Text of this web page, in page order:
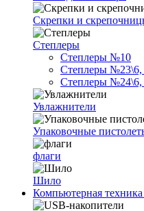
Скрепки и
Степлеры
Степлеры №10
Степлеры
Степлеры №24\6,
Увлажнители
Упаковочные
флаги
Шило
Компьютерная